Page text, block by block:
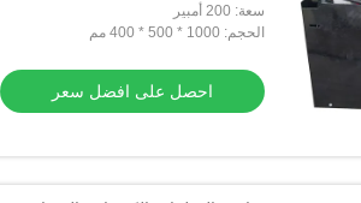
سعة: 200 أمبير
الحجم: 1000 * 500 * 400 مم
احصل على افضل سعر